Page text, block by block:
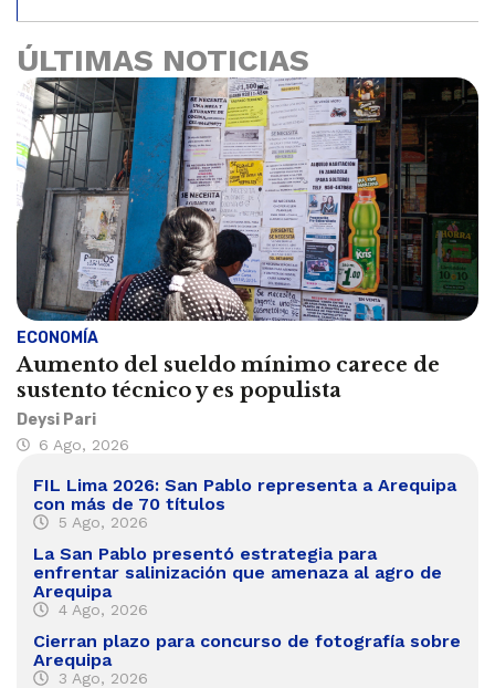
ÚLTIMAS NOTICIAS
ECONOMÍA
Aumento del sueldo mínimo carece de
sustento técnico y es populista
Deysi Pari
6 Ago, 2026
FIL Lima 2026: San Pablo representa a Arequipa
con más de 70 títulos
5 Ago, 2026
La San Pablo presentó estrategia para
enfrentar salinización que amenaza al agro de
Arequipa
4 Ago, 2026
Cierran plazo para concurso de fotografía sobre
Arequipa
3 Ago, 2026